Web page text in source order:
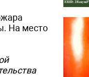
На место